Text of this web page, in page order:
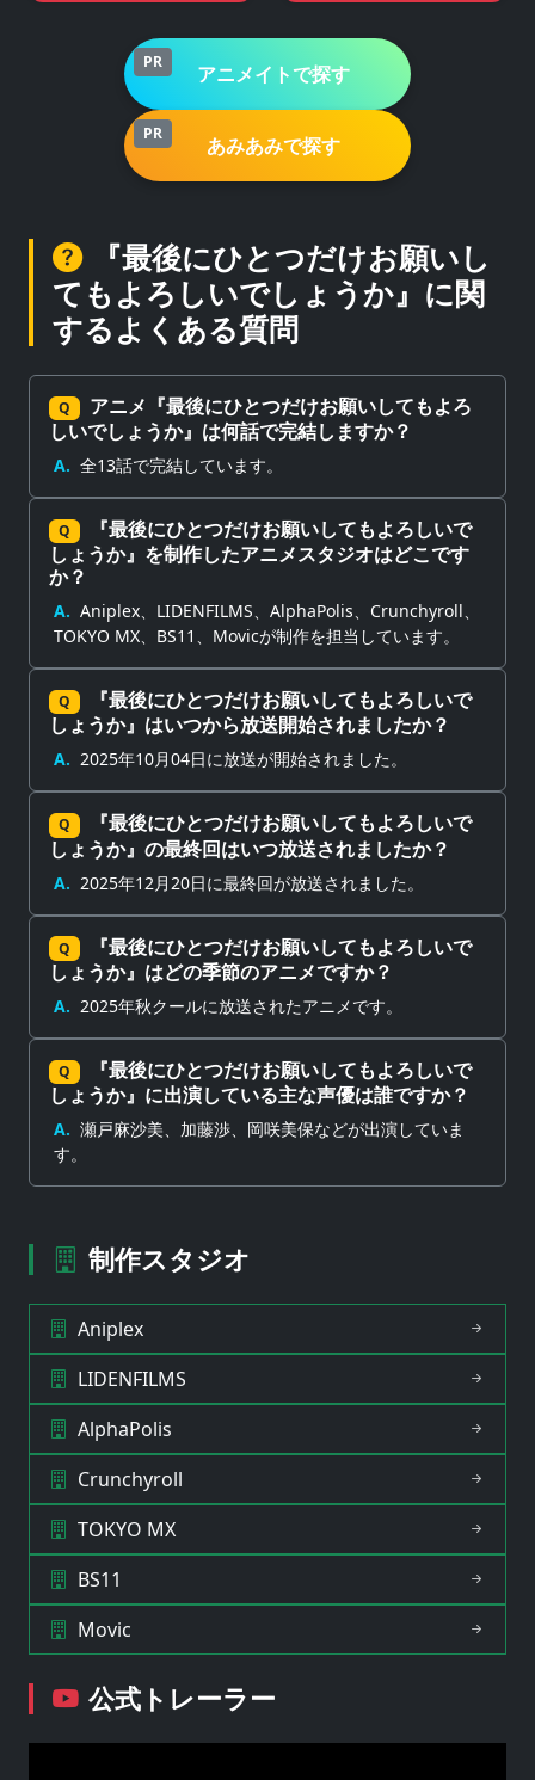
PR アニメイトで探す
PR あみあみで探す
『最後にひとつだけお願いし
てもよろしいでしょうか』に関
するよくある質問
Q
アニメ『最後にひとつだけお願いしてもよろ
しいでしょうか』は何話で完結しますか？
A. 全13話で完結しています。
Q
『最後にひとつだけお願いしてもよろしいで
しょうか』を制作したアニメスタジオはどこです
か？
A. Aniplex、LIDENFILMS、AlphaPolis、Crunchyroll、
TOKYO MX、BS11、Movicが制作を担当しています。
Q
『最後にひとつだけお願いしてもよろしいで
しょうか』はいつから放送開始されましたか？
A. 2025年10月04日に放送が開始されました。
Q
『最後にひとつだけお願いしてもよろしいで
しょうか』の最終回はいつ放送されましたか？
A. 2025年12月20日に最終回が放送されました。
Q
『最後にひとつだけお願いしてもよろしいで
しょうか』はどの季節のアニメですか？
A. 2025年秋クールに放送されたアニメです。
Q
『最後にひとつだけお願いしてもよろしいで
しょうか』に出演している主な声優は誰ですか？
A. 瀬戸麻沙美、加藤渉、岡咲美保などが出演していま
す。
制作スタジオ
Aniplex
LIDENFILMS
AlphaPolis
Crunchyroll
TOKYO MX
BS11
Movic
公式トレーラー